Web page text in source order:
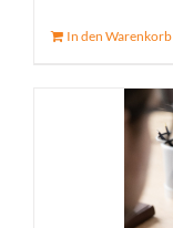
In den Warenkorb